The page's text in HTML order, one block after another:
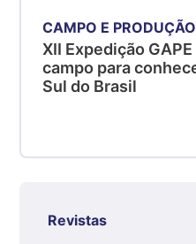
kg
Suíno - Estadual
SC
R$ 4,48
RS
CAMPO E PRODUÇÃO
XII Expedição
campo para
Sul do Brasil
Revistas